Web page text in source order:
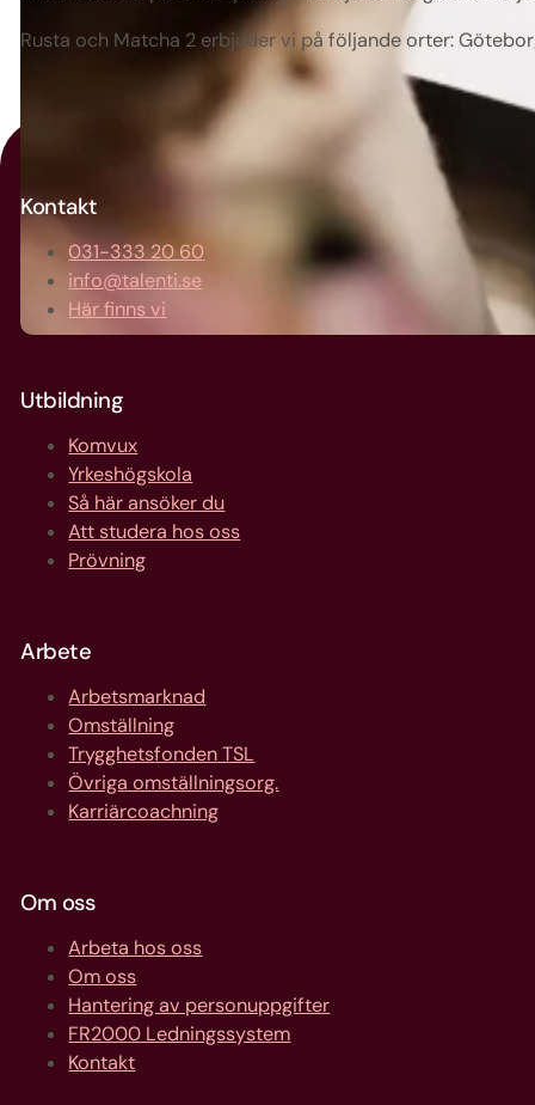
Rusta och Matcha 2 erbjuder vi på följande orter:
Kontakt
031-333 20 60
info@talenti.se
Här finns vi
Utbildning
Komvux
Yrkeshögskola
Så här ansöker du
Att studera hos oss
Prövning
Arbete
Arbetsmarknad
Omställning
Trygghetsfonden TSL
Övriga omställningsorg.
Karriärcoachning
Om oss
Arbeta hos oss
Om oss
Hantering av personuppgifter
FR2000 Ledningssystem
Kontakt